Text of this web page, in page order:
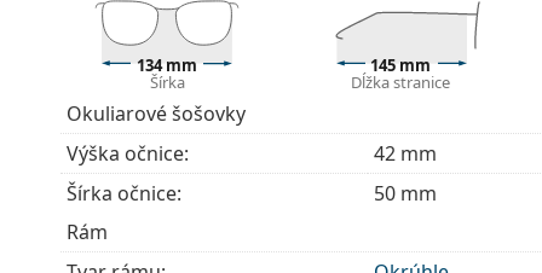
Príslušenstvo
Okuliare dodávame s originálnym puzdrom.
Handrička, ktorá je súčasťou balenia, je ideálna
modely môžu namiesto handričky obsahovať
Ide o zdravotnícku pomôcku. Pred použitím si
134 mm
Šírka
145 mm
Dĺžka stranice
Okuliarové šošovky
Výška očnice:
42 mm
Šírka očnice:
50 mm
Rám